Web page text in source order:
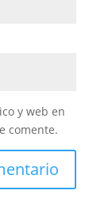
y web en
comente.